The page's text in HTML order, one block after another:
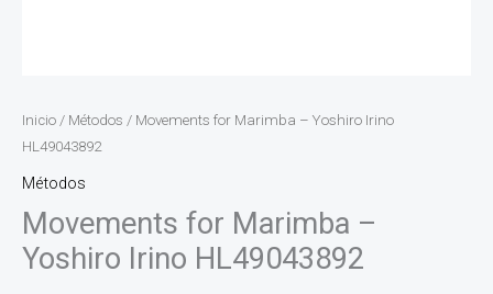
Inicio / Métodos / Movements for Marimba – Yoshiro Irino
HL49043892
Métodos
Movements for Marimba –
Yoshiro Irino HL49043892